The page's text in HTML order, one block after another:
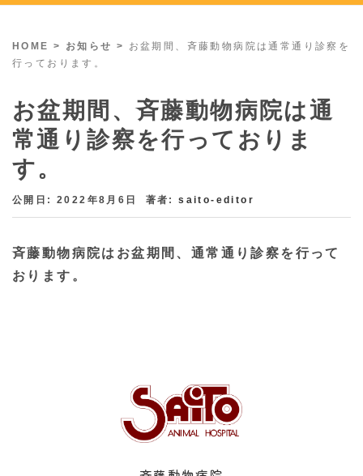
HOME > お知らせ > お盆期間、斉藤動物病院は通常通り診察を
行っております。
お盆期間、斉藤動物病院は通
常通り診察を行っておりま
す。
公開日: 2022年8月6日 著者:saito-editor
斉藤動物病院はお盆期間、通常通り診察を行って
おります。